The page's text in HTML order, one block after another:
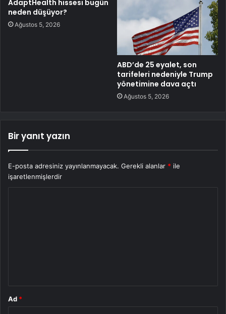
AdaptHealth hissesi bugün
neden düşüyor?
Ağustos 5, 2026
ABD’de 25 eyalet, son
tarifeleri nedeniyle Trump
yönetimine dava açtı
Ağustos 5, 2026
Bir yanıt yazın
E-posta adresiniz yayınlanmayacak. Gerekli alanlar * ile
işaretlenmişlerdir
Ad *